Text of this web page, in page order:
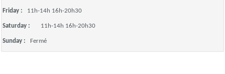
Friday : 11h-14h 16h-20h30
Saturday : 11h-14h 16h-20h30
Sunday : Fermé